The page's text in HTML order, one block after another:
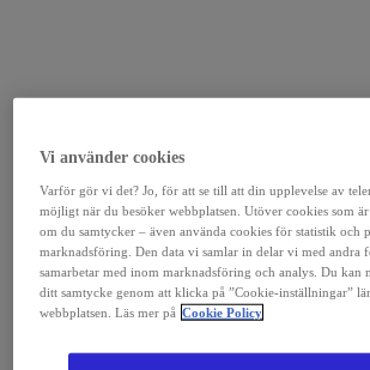
Vi använder cookies
Varför gör vi det? Jo, för att se till att din upplevelse av
möjligt när du besöker webbplatsen. Utöver cookies som
om du samtycker – även använda cookies för statistik och
marknadsföring. Den data vi samlar in delar vi med andra
samarbetar med inom marknadsföring och analys. Du kan
ditt samtycke genom att klicka på ”Cookie-inställningar”
webbplatsen. Läs mer på Cookie Policy